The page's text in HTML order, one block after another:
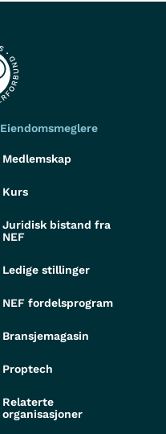
Eiendomsmeglere
Medlemskap
Kurs
Juridisk bistand fra
NEF
Ledige stillinger
NEF fordelsprogram
Bransjemagasin
Proptech
Relaterte
organisasjoner